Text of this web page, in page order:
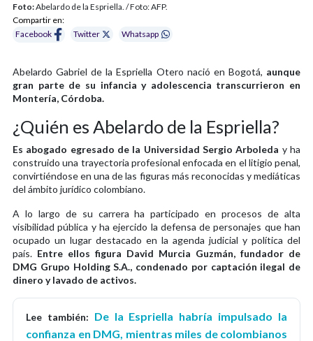
Foto:Abelardo de la Espriella. / Foto: AFP.
Compartir en:
Facebook
Twitter Whatsapp
Abelardo Gabriel de la Espriella Otero nació en Bogotá, aunque
gran parte de su infancia y adolescencia transcurrieron en
Montería, Córdoba.
¿Quién es Abelardo de la Espriella?
Es abogado egresado de la Universidad Sergio Arboleda y ha
construido una trayectoria profesional enfocada en el litigio penal,
convirtiéndose en una de las figuras más reconocidas y mediáticas
del ámbito jurídico colombiano.
A lo largo de su carrera ha participado en procesos de alta
visibilidad pública y ha ejercido la defensa de personajes que han
ocupado un lugar destacado en la agenda judicial y política del
país. Entre ellos figura David Murcia Guzmán, fundador de
DMG Grupo Holding S.A., condenado por captación ilegal de
dinero y lavado de activos.
Lee también: De la Espriella habría impulsado la
confianza en DMG, mientras miles de colombianos